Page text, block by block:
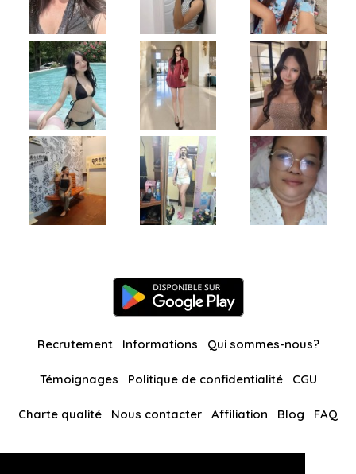
Recrutement Informations Qui sommes-nous?
Témoignages Politique de confidentialité CGU
Charte qualité Nous contacter Affiliation Blog FAQ